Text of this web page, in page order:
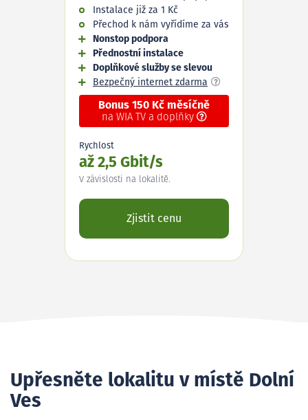
Instalace již za 1 Kč
Přechod k nám vyřídíme za vás
Nonstop podpora
Přednostní instalace
Doplňkové služby se slevou
Bezpečný internet zdarma
Bonus 150 Kč měsíčně
na WIA TV a doplňky
Rychlost
až 2,5 Gbit/s
V závislosti na lokalitě.
Zjistit cenu
Upřesněte lokalitu v místě Dolní
Ves